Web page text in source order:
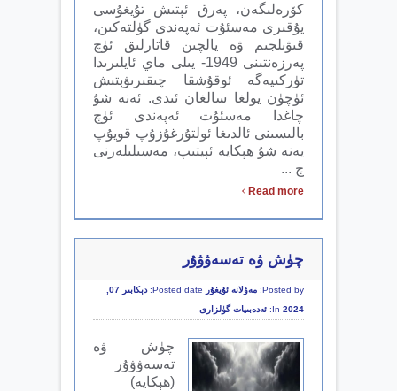
كۆرەلىگەن، پەرق ئېتىش تۇيغۇسى
يۇقىرى مەسئۇت ئەپەندى گۈلتەكىن،
قىۋىلجىم ۋە يالچىن قاتارلىق ئۈچ
پەرزەنتىنى 1949- يىلى ماي ئايلىرىدا
تۈركىيەگە ئوقۇشقا چىقىرىۋېتىش
ئۈچۈن يولغا سالغان ئىدى. ئەنە شۇ
چاغدا مەسئۇت ئەپەندى ئۈچ
بالىسىنى ئالدىغا ئولتۇرغۇزۇپ قويۇپ
يەنە شۇ ھېكايە ئېيتىپ، مەسىلىلەرنى
چ ...
Read more
›
چۈش ۋە تەسەۋۋۇر
Posted by: مەۋلانە ئۇيغۇر Posted date:
2024
In: ئەدەبىيات گۈلزارى
چۈش ۋە
تەسەۋۋۇر
(ھېكايە)